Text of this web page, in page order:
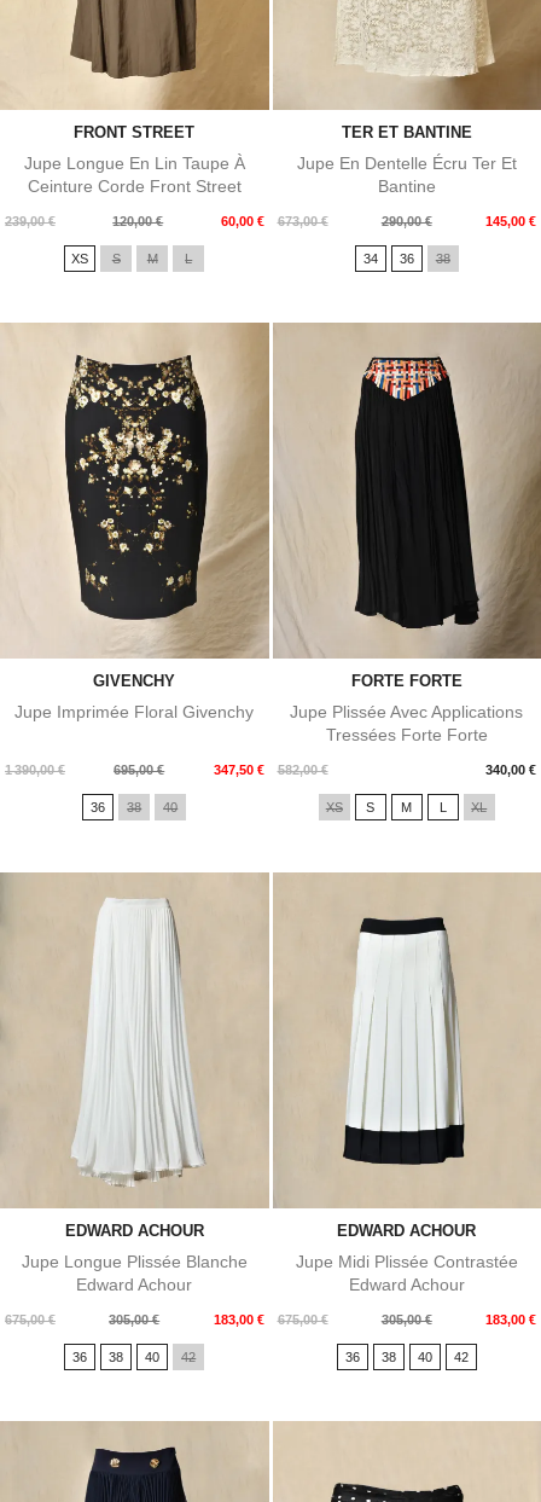
FRONT STREET
Jupe Longue En Lin Taupe À
Ceinture Corde Front Street
239,00 €
Prix
120,00 € 60,00 €
Prix
XS S M L
TER ET BANTINE
Jupe En Dentelle Écru Ter Et
Bantine
673,00 €
Prix
290,00 € 145,00 €
Prix
34 36 38
GIVENCHY
Jupe Imprimée Floral Givenchy
1 390,00 €
Prix
695,00 € 347,50 €
Prix
36 38 40
FORTE FORTE
Jupe Plissée Avec Applications
Tressées Forte Forte
582,00 € 340,00 €
Prix
XS S M XL
EDWARD ACHOUR
Jupe Longue Plissée Blanche
Edward Achour
675,00 €
Prix
305,00 € 183,00 €
Prix
36 38 40 42
EDWARD ACHOUR
Jupe Midi Plissée Contrastée
Edward Achour
675,00 €
Prix
305,00 € 183,00 €
Prix
36 38 40 42